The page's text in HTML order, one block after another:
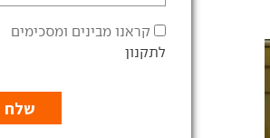
קראנו מבינים ומסכימים
לתקנון